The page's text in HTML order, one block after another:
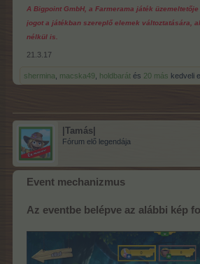
A Bigpoint GmbH, a Farmerama játék
jogot a játékban szereplő elemek változtatására,
nélkül is.
21.3.17
shermina macska49 holdbarát és 20 más kedveli
|Tamás|
Fórum elő legendája
Event mechanizmus
Az eventbe belépve az alábbi kép